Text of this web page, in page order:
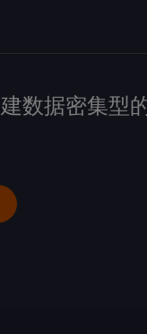
数据密集型